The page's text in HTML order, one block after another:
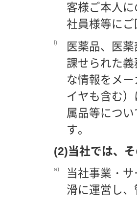
客様ご本人
社員様等に
i)
医薬品、医
課せられた
な情報をメ
イヤも含む
属品等につ
す。
(2)当社では、
a)
当社事業・
滑に運営し、